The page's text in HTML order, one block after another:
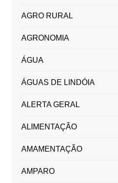
AGRO RURAL
AGRONOMIA
ÁGUA
ÁGUAS DE LINDÓIA
ALERTA GERAL
ALIMENTAÇÃO
AMAMENTAÇÃO
AMPARO